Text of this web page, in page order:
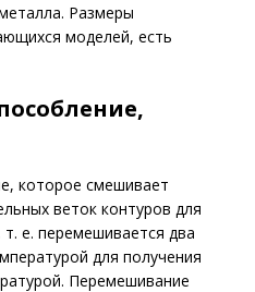
Размеры
моделей, есть
которое смешивает
веток контуров для
е. перемешивается два
для получения
Перемешивание